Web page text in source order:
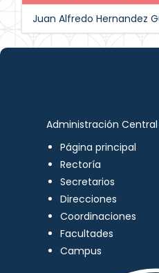
Juan Alfredo Hernandez
Administración Central
Página principal
Rectoría
Secretarios
Direcciones
Coordinaciones
Facultades
Campus